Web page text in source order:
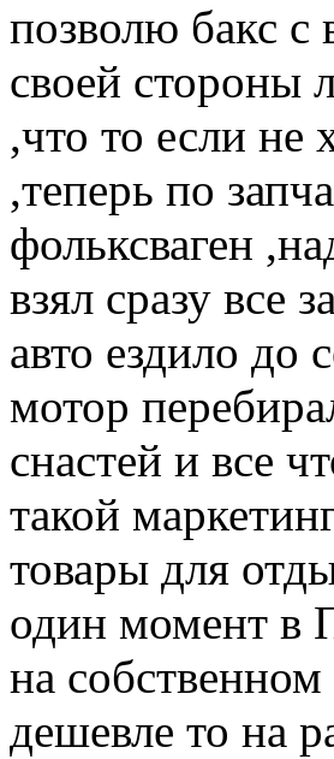
позволю бакс с
своей стороны
,что то если не
,теперь по
фольксваген
взял сразу все
авто ездило до
мотор
снастей и все
такой
товары для
один момент в
на
дешевле то на